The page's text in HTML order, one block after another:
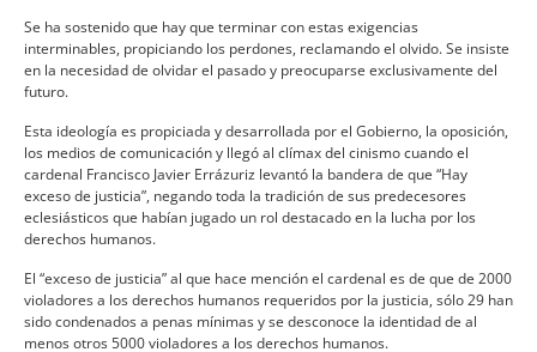
Se ha sostenido que hay que terminar con estas exigencias
interminables, propiciando los perdones, reclamando el olvido. Se insiste
en la necesidad de olvidar el pasado y preocuparse exclusivamente del
futuro.
Esta ideologí­a es propiciada y desarrollada por el Gobierno, la oposición,
los medios de comunicación y llegó al clí­max del cinismo cuando el
cardenal Francisco Javier Errázuriz levantó la bandera de que “Hay
exceso de justicia”, negando toda la tradición de sus predecesores
eclesiásticos que habí­an jugado un rol destacado en la lucha por los
derechos humanos.
El “exceso de justicia” al que hace mención el cardenal es de que de 2000
violadores a los derechos humanos requeridos por la justicia, sólo 29 han
sido condenados a penas mí­nimas y se desconoce la identidad de al
menos otros 5000 violadores a los derechos humanos.